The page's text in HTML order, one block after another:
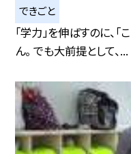
できごと
「学力」を伸ばすのに、
ん。 でも大前提として、...